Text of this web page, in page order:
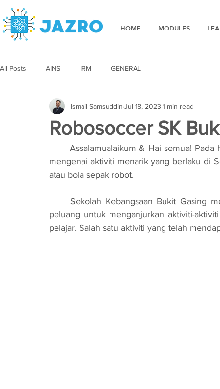
HOME MODULES
All Posts AINS IRM GENERAL
Robosoccer SK
Ismail Samsuddin Jul 18, 2023 1 min read
mengenai aktiviti menarik yang berlaku di
atau bola sepak robot.
peluang untuk menganjurkan aktiviti-
pelajar. Salah satu aktiviti yang telah